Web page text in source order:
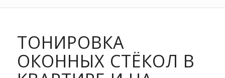
ТОНИРОВКА
ОКОННЫХ СТЁКОЛ В